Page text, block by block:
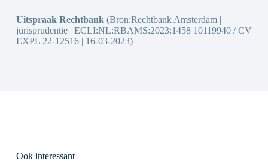
Uitspraak Rechtbank (Bron:Rechtbank Amsterdam |
jurisprudentie | ECLI:NL:RBAMS:2023:1458 10119940 / CV
EXPL 22-12516 | 16-03-2023)
Ook interessant